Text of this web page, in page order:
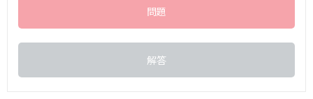
問題
解答